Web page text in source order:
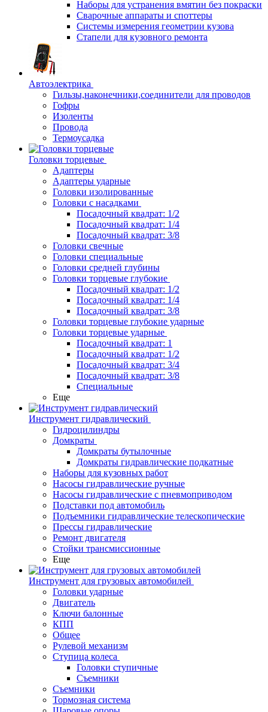
Наборы для устранения вмятин без покраски
Сварочные аппараты и споттеры
Системы измерения геометрии кузова
Стапели для кузовного ремонта
Автоэлектрика
Гильзы,наконечники,соединители для проводов
Гофры
Изоленты
Провода
Термоусадка
Головки торцевые
Адаптеры
Адаптеры ударные
Головки изолированные
Головки с насадками
Посадочный квадрат: 1/2
Посадочный квадрат: 1/4
Посадочный квадрат: 3/8
Головки свечные
Головки специальные
Головки средней глубины
Головки торцевые глубокие
Посадочный квадрат: 1/2
Посадочный квадрат: 1/4
Посадочный квадрат: 3/8
Головки торцевые глубокие ударные
Головки торцевые ударные
Посадочный квадрат: 1
Посадочный квадрат: 1/2
Посадочный квадрат: 3/4
Посадочный квадрат: 3/8
Специальные
Еще
Инструмент гидравлический
Гидроцилиндры
Домкраты
Домкраты бутылочные
Домкраты гидравлические подкатные
Наборы для кузовных работ
Насосы гидравлические ручные
Насосы гидравлические с пневмоприводом
Подставки под автомобиль
Подъемники гидравлические телескопические
Прессы гидравлические
Ремонт двигателя
Стойки трансмиссионные
Еще
Инструмент для грузовых автомобилей
Головки ударные
Двигатель
Ключи балонные
КПП
Общее
Рулевой механизм
Ступица колеса
Головки ступичные
Съемники
Съемники
Тормозная система